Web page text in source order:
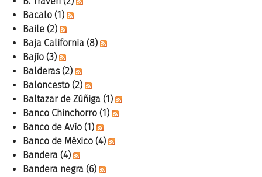
Bacalo (1)
Baile (2)
Baja California (8)
Bajío (3)
Balderas (2)
Baloncesto (2)
Baltazar de Zúñiga (1)
Banco Chinchorro (1)
Banco de Avío (1)
Banco de México (4)
Bandera (4)
Bandera negra (6)